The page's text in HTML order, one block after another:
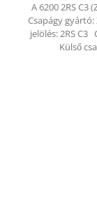
A 6200 2RS C3
Csapágy gyártó:
jelölés: 2RS C3
Külső